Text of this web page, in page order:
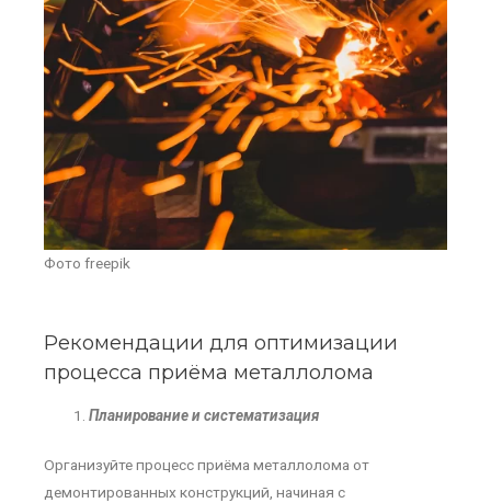
Фото freepik
Рекомендации для оптимизации
процесса приёма металлолома
Планирование и систематизация
Организуйте процесс приёма металлолома от
демонтированных конструкций, начиная с